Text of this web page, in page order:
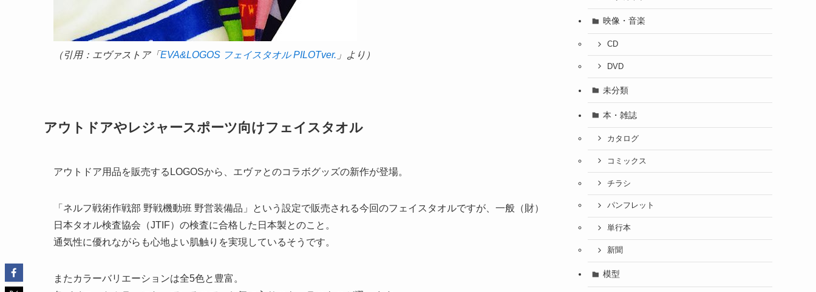
（引用：エヴァストア「EVA&LOGOS フェイスタオル PILOTver. 」より）
アウトドアやレジャースポーツ向けフェイスタオル
アウトドア用品を販売するLOGOSから、エヴァとのコラボグッズの新作が登場。
「ネルフ戦術作戦部 野戦機動班 野営装備品」という設定で販売される今回のフェイスタオルですが、一般（財）
日本タオル検査協会（JTIF）の検査に合格した日本製とのこと。
通気性に優れながらも心地よい肌触りを実現しているそうです。
またカラーバリエーションは全5色と豊富。
映像・音楽
CD
DVD
未分類
本・雑誌
カタログ
コミックス
チラシ
パンフレット
単行本
新聞
模型